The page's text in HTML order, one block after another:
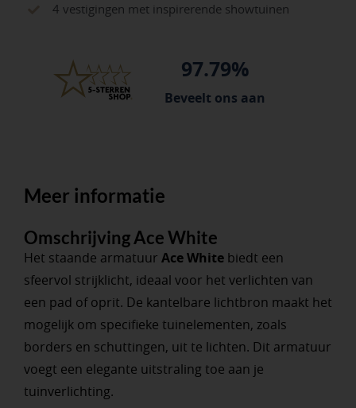
4 vestigingen met inspirerende showtuinen
97.79%
Beveelt ons aan
Meer informatie
Omschrijving Ace White
Het staande armatuur Ace Whitebiedt een
sfeervol strijklicht, ideaal voor het verlichten van
een pad of oprit. De kantelbare lichtbron maakt het
mogelijk om specifieke tuinelementen, zoals
borders en schuttingen, uit te lichten. Dit armatuur
voegt een elegante uitstraling toe aan je
tuinverlichting.